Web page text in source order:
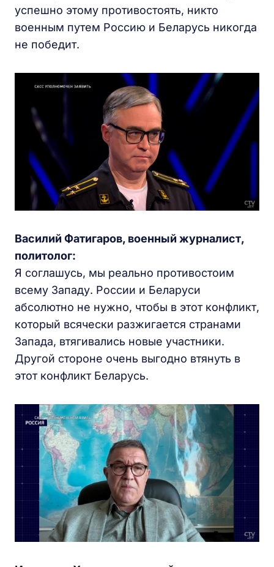
успешно этому противостоять, никто
военным путем Россию и Беларусь никогда
не победит.
Василий Фатигаров, военный журналист,
политолог:
Я соглашусь, мы реально противостоим
всему Западу. России и Беларуси
абсолютно не нужно, чтобы в этот конфликт,
который всячески разжигается странами
Запада, втягивались новые участники.
Другой стороне очень выгодно втянуть в
этот конфликт Беларусь.